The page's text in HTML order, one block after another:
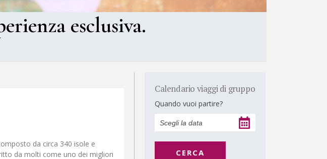
esclusiva.
da circa 340 isole e
da molti come uno dei migliori
Calendario viaggi di gruppo
Quando vuoi partire?
CERCA